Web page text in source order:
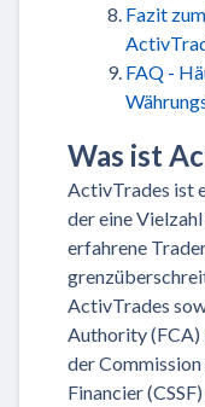
Fazit
FAQ -
Was ist
ActivTrades ist
der eine
erfahrene
ActivTrades
Authority (FCA)
der Commission
Financier